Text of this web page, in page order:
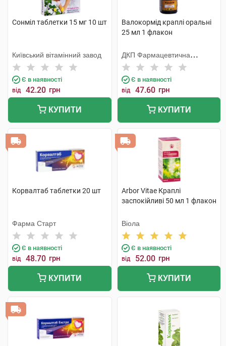
Сонміл таблетки 15 мг 10 шт
Київський вітамінний завод
Є в наявності
від 42.20 грн
КУПИТИ
Валокормід краплі оральні
25 мл 1 флакон
ДКП Фармацевтична
фабрика
Є в наявності
від 47.60 грн
КУПИТИ
Корвалтаб таблетки 20 шт
Фарма Старт
Є в наявності
від 48.70 грн
КУПИТИ
Arbor Vitae Краплі
заспокійливі 50 мл 1 флакон
Віола
Є в наявності
від 52.00 грн
КУПИТИ